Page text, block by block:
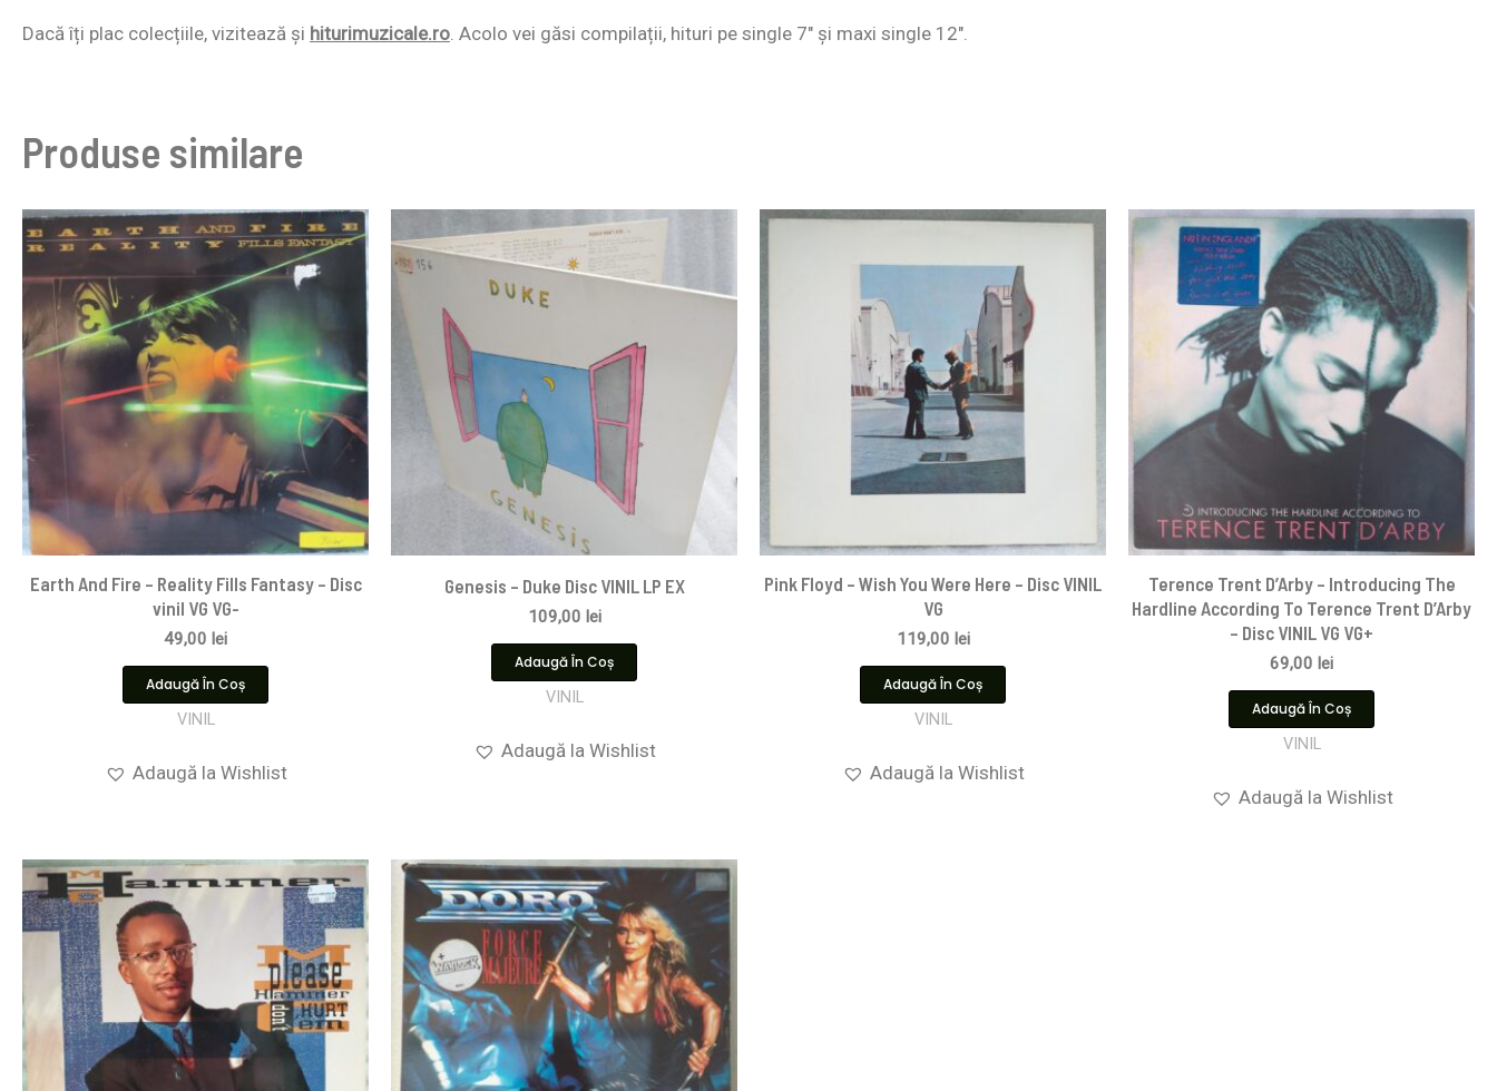
Dacă îți plac colecțiile, vizitează și hiturimuzicale.ro. Acolo vei găsi compilații, hituri pe single 7″ și maxi single 12″.
Produse similare
Earth And Fire – Reality Fills Fantasy – Disc
vinil VG VG-
49,00 lei
Adaugă În Coș
VINIL
Adaugă la Wishlist
Genesis – Duke Disc VINIL LP EX
109,00 lei
Adaugă În Coș
VINIL
Adaugă la Wishlist
Pink Floyd ‎– Wish You Were Here – Disc VINIL
VG
119,00 lei
Adaugă În Coș
VINIL
Adaugă la Wishlist
Terence Trent D’Arby – Introducing The
Hardline According To Terence Trent D’Arby
– Disc VINIL VG VG+
69,00 lei
Adaugă În Coș
VINIL
Adaugă la Wishlist